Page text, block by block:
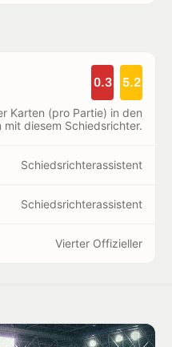
0.3 5.2
Karten (pro Partie) in den
mit diesem Schiedsrichter.
Schiedsrichterassistent
Schiedsrichterassistent
Vierter Offizieller